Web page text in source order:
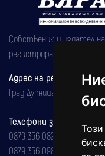
Собственик и издател
регистрирана на
Адрес на редакцията
Град Дупница, ул.''Христо
Телефони за реклама и
0879 356 082
0879 356 098